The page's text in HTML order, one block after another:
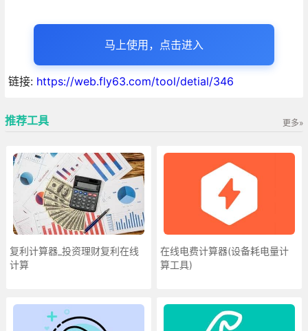
马上使用，点击进入
链接: https://web.fly63.com/tool/detial/346
推荐工具 更多»
复利计算器_投资理财复利在线
计算
在线电费计算器(设备耗电量计
算工具)